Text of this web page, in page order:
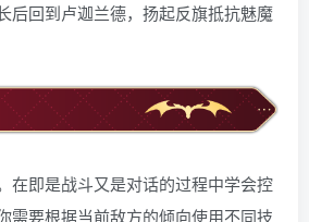
后回到卢迦兰德，扬起反旗抵抗魅魔
在即是战斗又是对话的过程中学会控
需要根据当前敌方的倾向使用不同技